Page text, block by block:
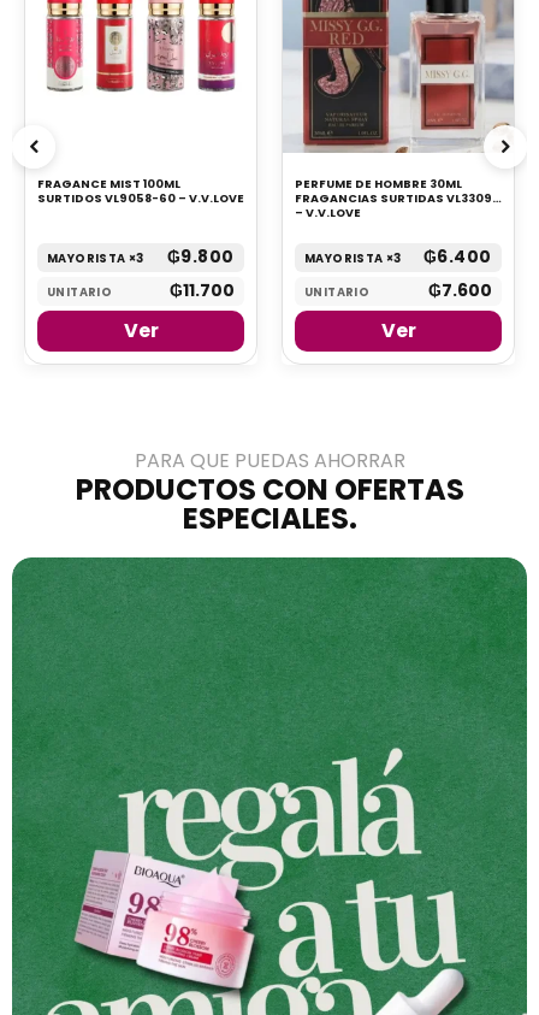
FRAGANCE MIST 100ML
SURTIDOS VL9058-60 – V.V.LOVE
MAYORISTA ×3 ₲9.800
UNITARIO ₲11.700
Ver
PERFUME DE HOMBRE 30ML
FRAGANCIAS SURTIDAS VL3309
– V.V.LOVE
MAYORISTA ×3 ₲6.400
UNITARIO ₲7.600
Ver
PARA QUE PUEDAS AHORRAR
PRODUCTOS CON OFERTAS
ESPECIALES.